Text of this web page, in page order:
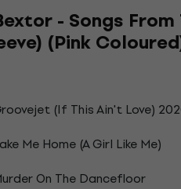
- Songs
(Pink
(If This Ain't Love)
Me Home (A Girl Like Me)
On The Dancefloor